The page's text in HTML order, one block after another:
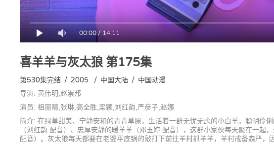
00:00/14:11
喜羊羊与灰太狼第175集
第530集完结 / 2005 / 中国大陆 / 中国动漫
导演: 黄伟明,赵崇邦
演员: 祖丽晴,张琳,高全胜,梁颖,刘红韵,严彦子,赵娜
简介: 在绿草甜美、宁静安和的青青草原，生活着一群无忧无虑的小白羊。聪明伶
（刘红韵 配音）、忠厚安静的暖羊羊（邓玉婷 配音），这群小家伙每天聚在一
配音）。灰太狼每天都要在老婆平底锅的敲打下前往羊村抓羊羊，羊村戒备森严